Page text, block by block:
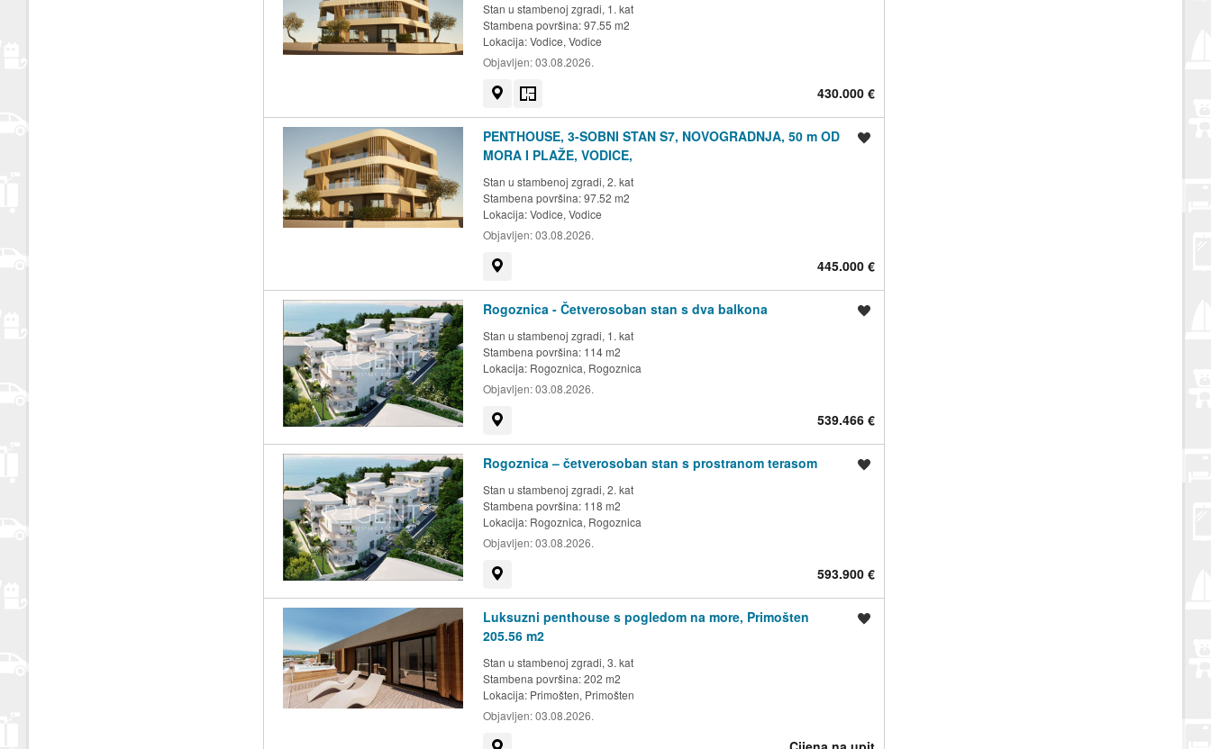
Stan u stambenoj zgradi, 1. kat
Stambena površina: 97.55 m2
Lokacija:Vodice, Vodice
Objavljen:03.08.2026.
430.000 €
PENTHOUSE, 3-SOBNI STAN S7, NOVOGRADNJA, 50 m OD
MORA I PLAŽE, VODICE,
Stan u stambenoj zgradi, 2. kat
Stambena površina: 97.52 m2
Lokacija:Vodice, Vodice
Objavljen:03.08.2026.
445.000 €
Rogoznica - Četverosoban stan s dva balkona
Stan u stambenoj zgradi, 1. kat
Stambena površina: 114 m2
Lokacija: Rogoznica, Rogoznica
Objavljen:03.08.2026.
539.466 €
Rogoznica – četverosoban stan s prostranom terasom
Stan u stambenoj zgradi, 2. kat
Stambena površina: 118 m2
Lokacija: Rogoznica, Rogoznica
Objavljen:03.08.2026.
593.900 €
Luksuzni penthouse s pogledom na more, Primošten
205.56 m2
Stan u stambenoj zgradi, 3. kat
Stambena površina: 202 m2
Lokacija: Primošten, Primošten
Objavljen:03.08.2026.